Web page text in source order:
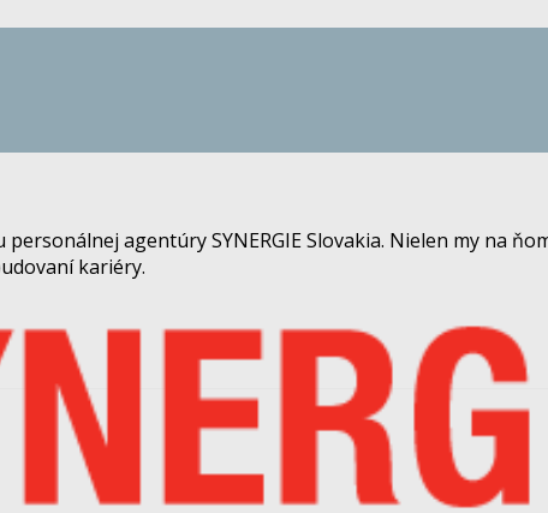
agentúry SYNERGIE Slovakia. Nielen my na
kariéry.